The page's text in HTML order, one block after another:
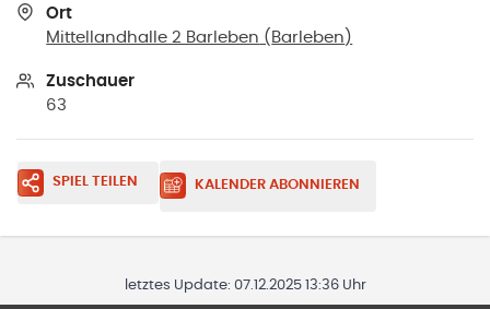
Ort
Mittellandhalle 2 Barleben ( Barleben )
Zuschauer
63
SPIEL TEILEN KALENDER ABONNIEREN
letztes Update: 07.12.2025 13:36 Uhr